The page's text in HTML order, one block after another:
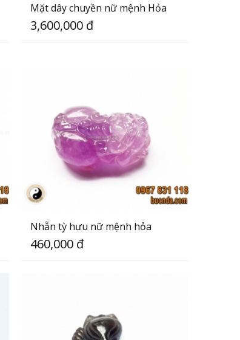
Mặt dây chuyền nữ mệnh Hỏa
3,600,000 đ
Nhẫn tỳ hưu nữ mệnh hỏa
460,000 đ